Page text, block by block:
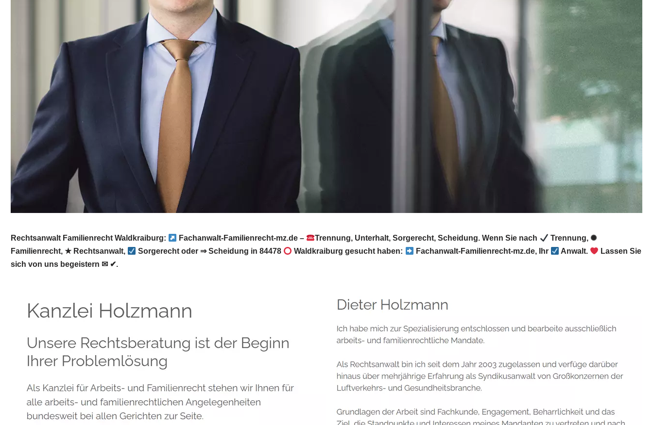
Rechtsanwalt Familienrecht Waldkraiburg: Fachanwalt-Familienrecht-mz.de – Trennung, Unterhalt, Sorgerecht, Scheidung. Wenn Sie nach
Trennung, ✺
Familienrecht, ★ Rechtsanwalt,
Sorgerecht oder ⇒ Scheidung in 84478 Waldkraiburg gesucht haben: Fachanwalt-Familienrecht-mz.de, Ihr Anwalt.
Lassen Sie
sich von uns begeistern ✉ ✔.